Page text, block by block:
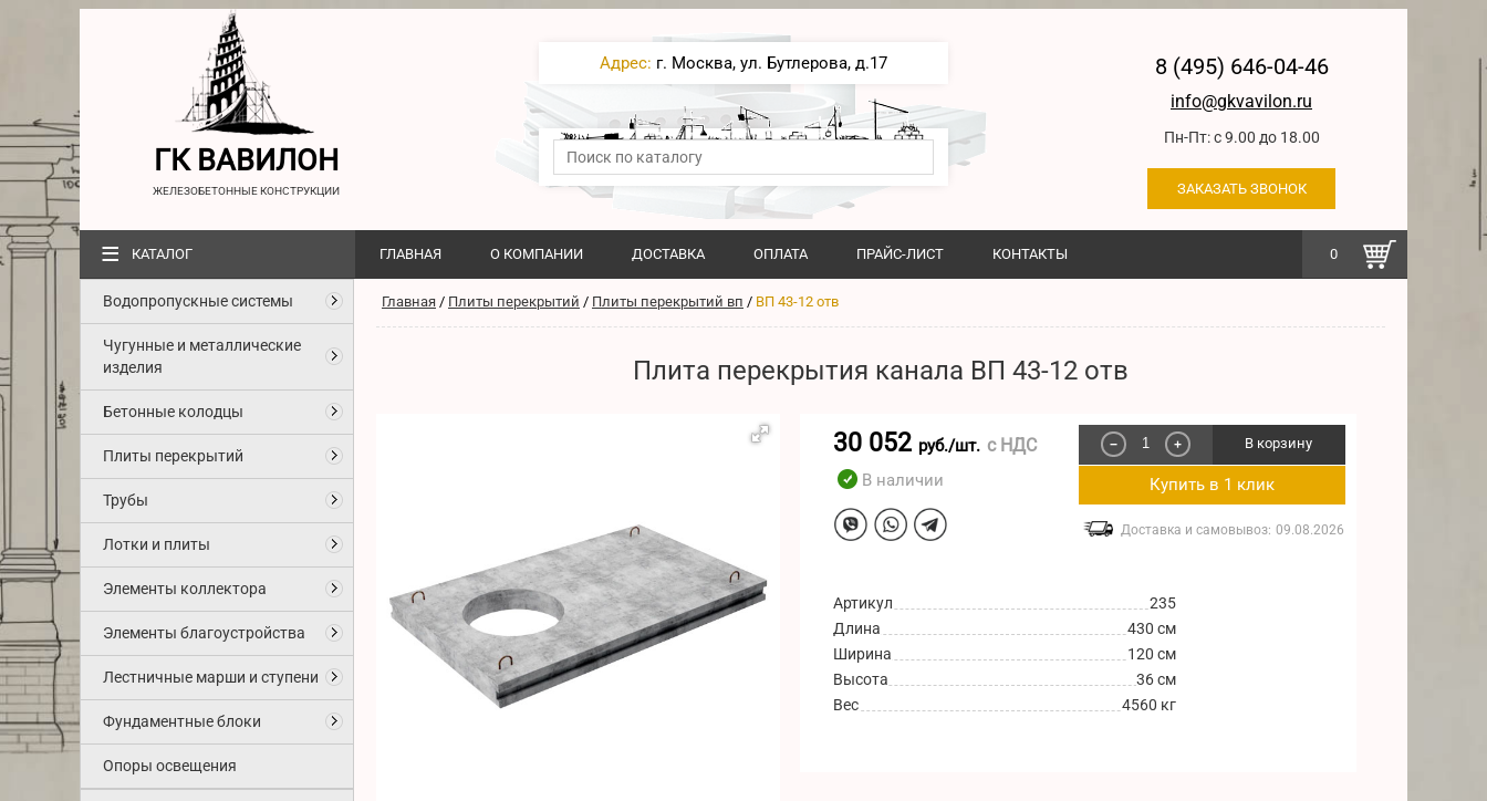
ГК ВАВИЛОН
ЖЕЛЕЗОБЕТОННЫЕ КОНСТРУКЦИИ
Адрес: г. Москва, ул. Бутлерова, д.17 8 (495) 646-04-46
info@gkvavilon.ru
Пн-Пт: с 9.00 до 18.00
ЗАКАЗАТЬ ЗВОНОК
0
≡ КАТАЛОГ ГЛАВНАЯ О КОМПАНИИ ДОСТАВКА ОПЛАТА ПРАЙС-ЛИСТ КОНТАКТЫ
Водопропускные системы
Чугунные и металлические
изделия
Бетонные колодцы
Плиты перекрытий
Трубы
Лотки и плиты
Элементы коллектора
Элементы благоустройства
Лестничные марши и ступени
Фундаментные блоки
Опоры освещения
Главная / Плиты перекрытий / Плиты перекрытий вп / ВП 43-12 отв
Плита перекрытия канала ВП 43-12 отв
30 052 руб./шт. с НДС
В наличии
− + В корзину
Купить в 1 клик
Доставка и самовывоз: 09.08.2026
Артикул
235
Длина
430 см
Ширина
120 см
Высота
36 см
Вес
4560 кг